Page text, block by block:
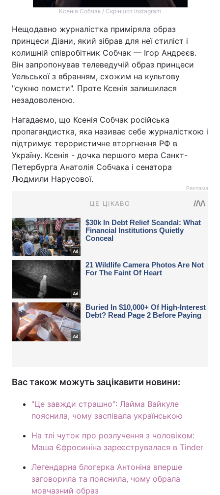
Ксенія Собчак / Скріншот Instagram
Нещодавно журналістка приміряла образ
принцеси Діани, який зібрав для неї стиліст і
колишній співробітник Собчак — Ігор Андрєєв.
Він запропонував телеведучій образ принцеси
Уельської з вбранням, схожим на культову
"сукню помсти". Проте Ксенія залишилася
незадоволеною.
Нагадаємо, що Ксенія Собчак російська
пропагандистка, яка називає себе журналісткою і
підтримує терористичне вторгнення РФ в
Україну. Ксенія - дочка першого мера Санкт-
Петербурга Анатолія Собчака і сенатора
Людмили Нарусової.
Реклама
Вас також можуть зацікавити новини:
"Це завжди страшно": Лайма Вайкуле
пояснила, чому заспівала українською
На тлі чуток про розлучення з чоловіком:
Маша Єфросиніна зареєструвалася в Tinder
Легендарна блогерка Антоніна вперше
заговорила та пояснила, чому обрала
мовчазний образ